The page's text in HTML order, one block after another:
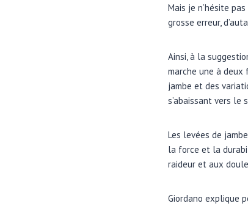
Mais je n’hésite
grosse erreur,
Ainsi, à la
marche une à deux
jambe et des
s’abaissant vers le
Les levées de
la force et la
raideur et aux
Giordano explique